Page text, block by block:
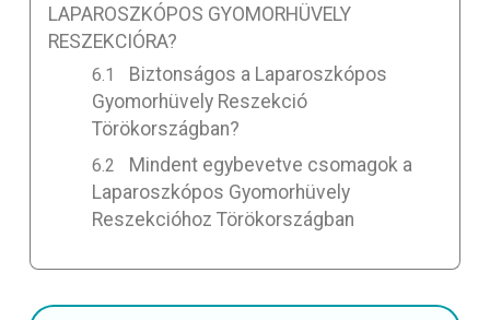
LAPAROSZKÓPOS GYOMORHÜVELY
RESZEKCIÓRA?
Biztonságos a Laparoszkópos
Gyomorhüvely Reszekció
Törökországban?
Mindent egybevetve csomagok a
Laparoszkópos Gyomorhüvely
Reszekcióhoz Törökországban